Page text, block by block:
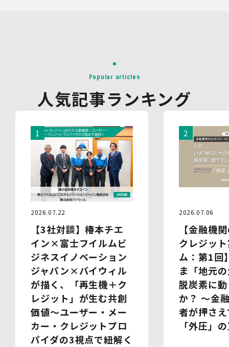
・各種お問い合わせに対応するため
正確な把握のため
・取得した情報を解析又は分析して、当社サービス「環境
グ」「ブランドコンサルティング」の改善・開発を行うた
め
・統計資料の作成のため
4.第三者への提供
当社は、イベントやセミナーにて取得した個人情報につ
き、以下の内容に従って第三者提供を行うことがありま
す。なお、本人の同意がある場合及び法令の定めによる場
第三者に提供することはありません。
(1)提供先
イベント・セミナーの共催事業者
(2)提供される個人情報の内容
会社名・所属団体等の名称、所属名、役職名等の肩書、氏
名、住所、電話番号、メールアドレス、その他イベント・
セミナーを通じて取得した情報
(3)第三者提供の方法
電話、FAX、電子メール、郵送などの一般的な方法
(4)その他
上記の内容によらない個人情報の第三者提供を行う場合に
は、あらかじめ本人に対し個別具体的な内容を提示して同
意を得ます。
Popular articles
人気記事ランキング
2026.07.22
【3社対談】椿本チエ
イン×富士フイルムビ
ジネスイノベーション
ジャパン×バイウィル
が描く、「再生機＋ク
レジット」が生む共創
価値～ユーザー・メー
カー・クレジットプロ
パイダの3視点で紐解く
2026.07.06
【金融機
クレジッ
ム：第1回
ま「地元
脱炭素に
か？ 〜金
者が押さ
「外圧」